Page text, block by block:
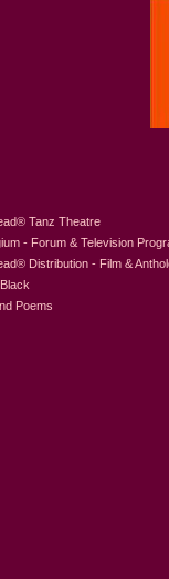
® Tanz Theatre
- Forum & Television
® Distribution - Film &
Poems